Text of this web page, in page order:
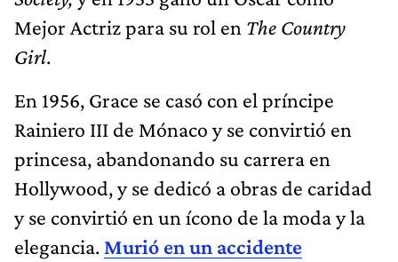
Mejor Actriz para su rol en The Country
Girl.
En 1956, Grace se casó con el príncipe
Rainiero III de Mónaco y se convirtió en
princesa, abandonando su carrera en
Hollywood, y se dedicó a obras de caridad
y se convirtió en un ícono de la moda y la
elegancia. Murió en un accidente